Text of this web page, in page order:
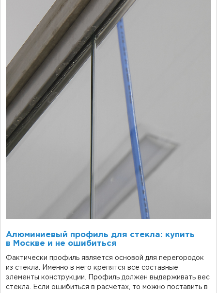
Алюминиевый профиль для стекла: купить
в Москве и не ошибиться
Фактически профиль является основой для перегородок
из стекла. Именно в него крепятся все составные
элементы конструкции. Профиль должен выдерживать вес
стекла. Если ошибиться в расчетах, то можно поставить в